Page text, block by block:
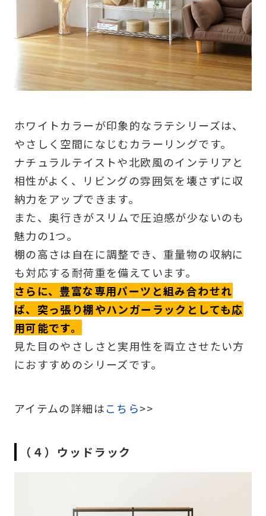
ホワイトカラーが印象的なラテシリーズは、
やさしく空間になじむカラーリングです。
ナチュラルテイストや北欧風のインテリアと
相性がよく、リビングの雰囲気を壊さずに収
納力をアップできます。
また、奥行きがスリムで圧迫感が少ないのも
魅力の1つ。
棚の高さは自在に調整でき、重量物の収納に
も対応する耐荷重を備えています。
さらに、豊富な専用パーツと組み合わせれ
ば、突っ張り棚やハンガーラックとしても応
用可能です。
見た目のやさしさと実用性を両立させたい方
におすすめのシリーズです。
アイテムの詳細はこちら>>
（４）ウッドラック